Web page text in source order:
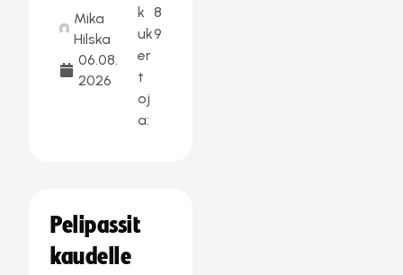
Mika
Hilska
06.08.
2026
k
uk
er
t
oj
a:
8
9
Pelipassit
kaudelle